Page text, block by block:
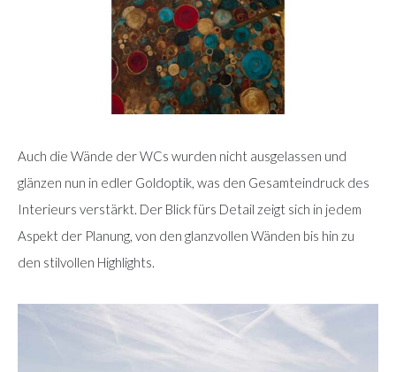
Auch die Wände der WCs wurden nicht ausgelassen und
glänzen nun in edler Goldoptik, was den Gesamteindruck des
Interieurs verstärkt. Der Blick fürs Detail zeigt sich in jedem
Aspekt der Planung, von den glanzvollen Wänden bis hin zu
den stilvollen Highlights.